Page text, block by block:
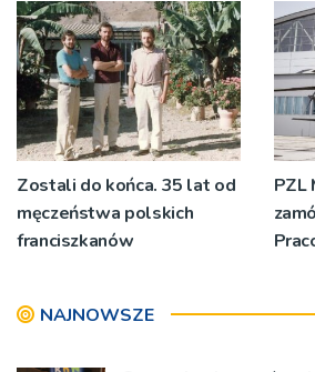
wozem, żeby mieć miejsce
do przebierania na akcję
Zostali do końca. 35 lat od
męczeństwa polskich
franciszkanów
PZL
NAJNOWSZE